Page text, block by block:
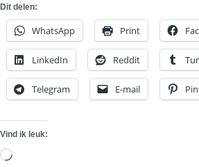
Dit delen:
WhatsApp Print
LinkedIn Reddit
Telegram E-mail
Vind ik leuk:
Aan